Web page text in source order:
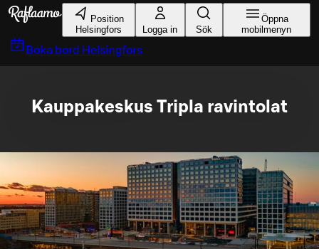
Gå till huvudinnehållet
Position
Helsingfors
Logga in Sök
Öppna
mobilmenyn
Boka bord Helsingfors
Kauppakeskus Tripla ravintolat